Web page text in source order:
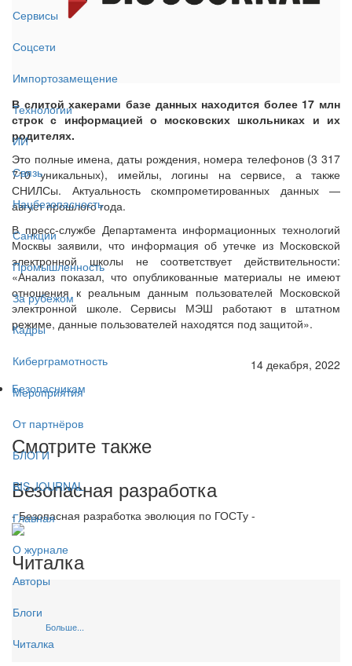
Сервисы
Соцсети
Импортозамещение
Технологии
ИИ
Связь
Нацбезопасность
Санкции
Промышленность
За рубежом
Кадры
Киберграмотность
Мероприятия
От партнёров
БЛОГИ
BIS JOURNAL
Главная
О журнале
Авторы
Блоги
Читалка
В слитой хакерами базе данных находится более 17 млн
строк с информацией о московских школьниках и их
родителях.
Это полные имена, даты рождения, номера телефонов (3 317
710 уникальных), имейлы, логины на сервисе, а также
СНИЛСы. Актуальность скомпрометированных данных —
август прошлого года.
В пресс-службе Департамента информационных технологий
Москвы заявили, что информация об утечке из Московской
электронной школы не соответствует действительности:
«Анализ показал, что опубликованные материалы не имеют
отношения к реальным данным пользователей Московской
электронной школе. Сервисы МЭШ работают в штатном
режиме, данные пользователей находятся под защитой».
14 декабря, 2022
Безопасникам
Смотрите также
Безопасная разработка
- Безопасная разработка эволюция по ГОСТу -
Читалка
Больше...